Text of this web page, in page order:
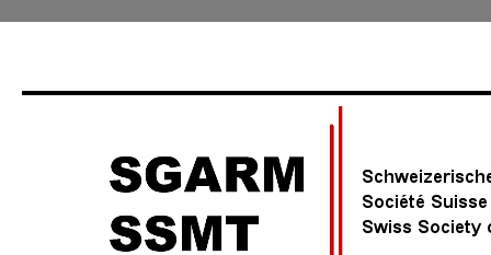
1:00